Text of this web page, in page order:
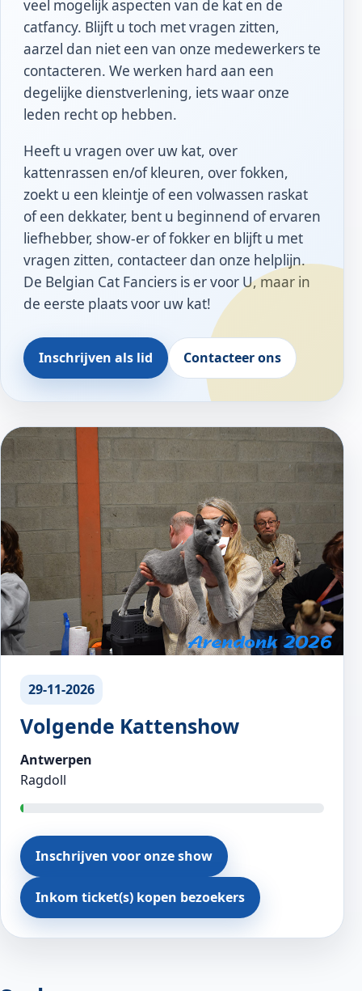
veel mogelijk aspecten van de kat en de
catfancy. Blijft u toch met vragen zitten,
aarzel dan niet een van onze medewerkers te
contacteren. We werken hard aan een
degelijke dienstverlening, iets waar onze
leden recht op hebben.
Heeft u vragen over uw kat, over
kattenrassen en/of kleuren, over fokken,
zoekt u een kleintje of een volwassen raskat
of een dekkater, bent u beginnend of ervaren
liefhebber, show-er of fokker en blijft u met
vragen zitten, contacteer dan onze helplijn.
De Belgian Cat Fanciers is er voor U, maar in
de eerste plaats voor uw kat!
Inschrijven als lid Contacteer ons
29-11-2026
Volgende Kattenshow
Antwerpen
Ragdoll
Inschrijven voor onze show
Inkom ticket(s) kopen bezoekers